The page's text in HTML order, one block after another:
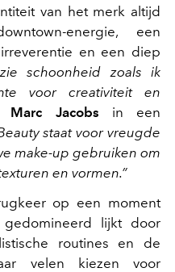
van het merk altijd
energie, een
en een diep
schoonheid zoals ik
voor creativiteit en
Marc Jacobs in een
staat voor vreugde
make-up gebruiken om
en vormen.”
op een moment
lijkt door
routines en de
velen kiezen voor